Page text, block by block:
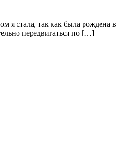
я стала, так как была рождена в
передвигаться по […]